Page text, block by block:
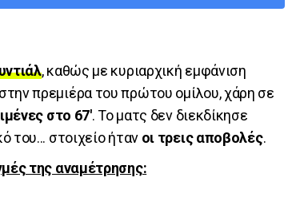
, καθώς με κυριαρχική εμφάνιση
πρεμιέρα του πρώτου ομίλου, χάρη σε
στο 67'. Το ματς δεν διεκδίκησε
του... στοιχείο ήταν οι τρεις αποβολές.
της αναμέτρησης: